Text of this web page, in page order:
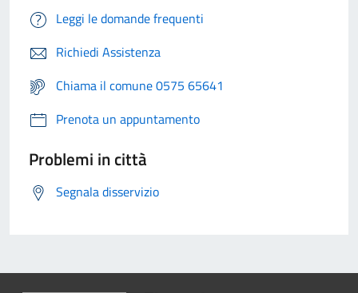
Leggi le domande frequenti
Richiedi Assistenza
Chiama il comune 0575 65641
Prenota un appuntamento
Problemi in città
Segnala disservizio